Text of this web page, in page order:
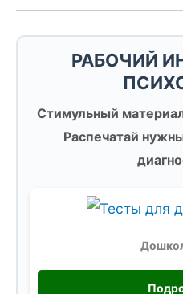
РАБОЧИЙ
Стимульный
Распечатай